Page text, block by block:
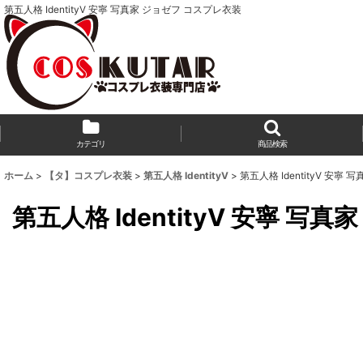
第五人格 IdentityV 安寧 写真家 ジョゼフ コスプレ衣装
カテゴリ 商品検索
ホーム > 【タ】コスプレ衣装 > 第五人格 IdentityV > 第五人格 IdentityV 安寧 写
第五人格 IdentityV 安寧 写真